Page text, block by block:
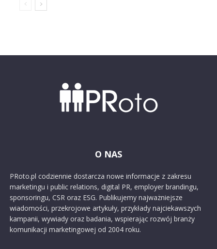
O NAS
PRoto.pl codziennie dostarcza nowe informacje z zakresu
marketingu i public relations, digital PR, employer brandingu,
sponsoringu, CSR oraz ESG. Publikujemy najważniejsze
wiadomości, przekrojowe artykuły, przykłady najciekawszych
kampanii, wywiady oraz badania, wspierając rozwój branży
komunikacji marketingowej od 2004 roku.